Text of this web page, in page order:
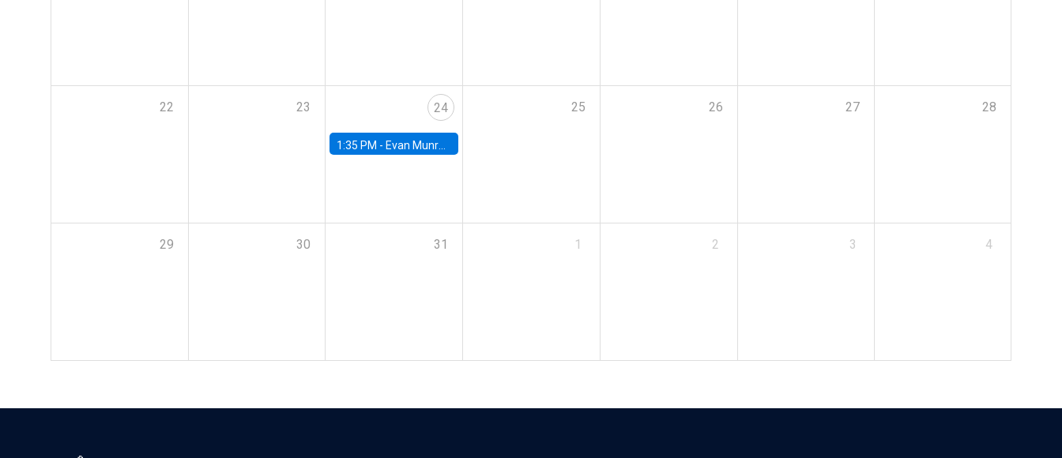
22 23 24
1:35 PM - Evan Munro, Neyman Visiting Assistant Professor in the Department of Statistics at UC Berkeley
25 26 27 28
29 30 31 1 2 3 4